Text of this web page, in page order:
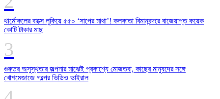
থার্মোকলের বাক্সে লুকিয়ে ৫৫০ ‘সাপের মাথা’! কলকাতা বিমানবন্দরে বাজেয়াপ্ত কয়েক
কোটি টাকার মাছ
গুরুতর অসুস্থতার জল্পনার মাঝেই প্রকাশ্যে মোজতবা, কাছের মানুষদের সঙ্গে
খোশমেজাজে গল্পের ভিডিও ভাইরাল